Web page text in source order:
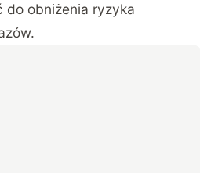
do obniżenia ryzyka